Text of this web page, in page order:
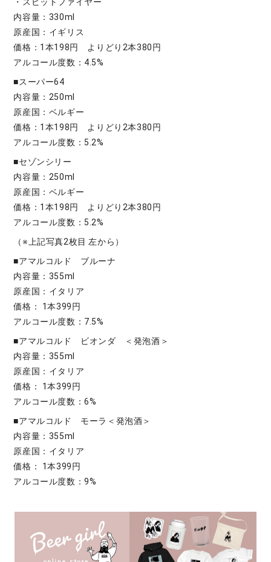
内容量：330ml
原産国：イギリス
価格：1本198円 よりどり2本380円
アルコール度数：4.5%
■スーパー64
内容量：250ml
原産国：ベルギー
価格：1本198円 よりどり2本380円
アルコール度数：5.2%
■セゾンシリー
内容量：250ml
原産国：ベルギー
価格：1本198円 よりどり2本380円
アルコール度数：5.2%
（※上記写真2枚目 左から）
■アマルコルド ブルーナ
内容量：355ml
原産国：イタリア
価格： 1本399円
アルコール度数：7.5%
■アマルコルド ビオンダ ＜発泡酒＞
内容量：355ml
原産国：イタリア
価格： 1本399円
アルコール度数：6%
■アマルコルド モーラ＜発泡酒＞
内容量：355ml
原産国：イタリア
価格： 1本399円
アルコール度数：9%